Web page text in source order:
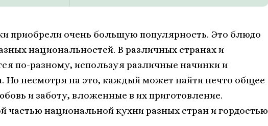
приобрели очень большую популярность. Это блюдо
национальностей. В различных странах и
по-разному, используя различные начинки и
Но несмотря на это, каждый может найти нечто общее
и заботу, вложенные в их приготовление.
частью национальной кухни разных стран и гордостью